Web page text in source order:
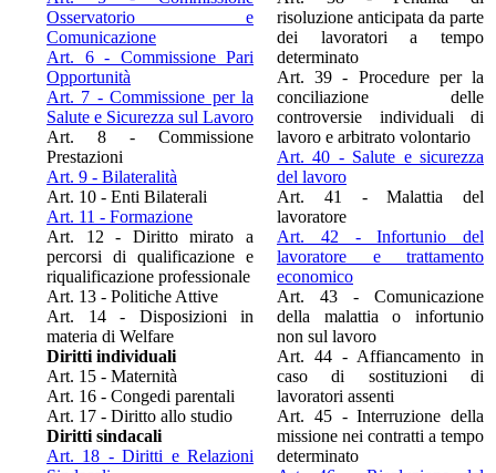
Osservatorio e
Comunicazione
Art. 6 - Commissione Pari
Opportunità
Art. 7 - Commissione per la
Salute e Sicurezza sul Lavoro
Art. 8 - Commissione
Prestazioni
Art. 9 - Bilateralità
Art. 10 - Enti Bilaterali
Art. 11 - Formazione
Art. 12 - Diritto mirato a
percorsi di qualificazione e
riqualificazione professionale
Art. 13 - Politiche Attive
Art. 14 - Disposizioni in
materia di Welfare
Diritti individuali
Art. 15 - Maternità
Art. 16 - Congedi parentali
Art. 17 - Diritto allo studio
Diritti sindacali
Art. 18 - Diritti e Relazioni
risoluzione anticipata da parte
dei lavoratori a tempo
determinato
Art. 39 - Procedure per la
conciliazione delle
controversie individuali di
lavoro e arbitrato volontario
Art. 40 - Salute e sicurezza
del lavoro
Art. 41 - Malattia del
lavoratore
Art. 42 - Infortunio del
lavoratore e trattamento
economico
Art. 43 - Comunicazione
della malattia o infortunio
non sul lavoro
Art. 44 - Affiancamento in
caso di sostituzioni di
lavoratori assenti
Art. 45 - Interruzione della
missione nei contratti a tempo
determinato